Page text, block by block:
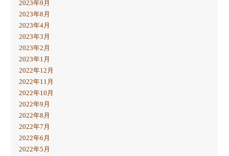
2023年9月
2023年8月
2023年4月
2023年3月
2023年2月
2023年1月
2022年12月
2022年11月
2022年10月
2022年9月
2022年8月
2022年7月
2022年6月
2022年5月